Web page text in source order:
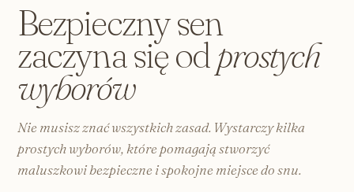
Bezpieczny sen
zaczyna się od prostych
wyborów
Nie musisz znać wszystkich zasad. Wystarczy kilka
prostych wyborów, które pomagają stworzyć
maluszkowi bezpieczne i spokojne miejsce do snu.